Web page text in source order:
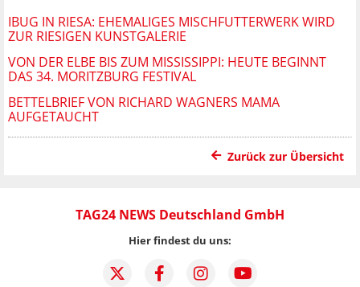
IBUG IN RIESA: EHEMALIGES MISCHFUTTERWERK WIRD
ZUR RIESIGEN KUNSTGALERIE
VON DER ELBE BIS ZUM MISSISSIPPI: HEUTE BEGINNT
DAS 34. MORITZBURG FESTIVAL
BETTELBRIEF VON RICHARD WAGNERS MAMA
AUFGETAUCHT
Zurück zur Übersicht
TAG24 NEWS Deutschland GmbH
Hier findest du uns: